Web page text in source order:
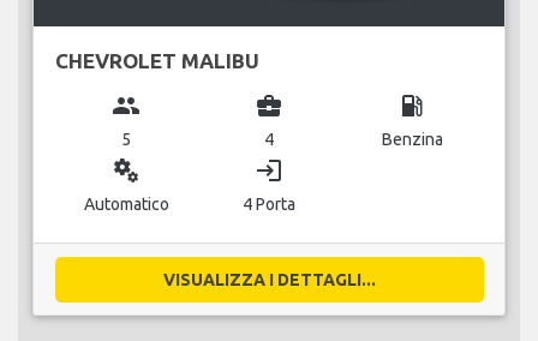
CHEVROLET MALIBU
group
5
business_center
4
local_gas_station
Benzina
miscellaneous_services
Automatico
login
4 Porta
VISUALIZZA I DETTAGLI...